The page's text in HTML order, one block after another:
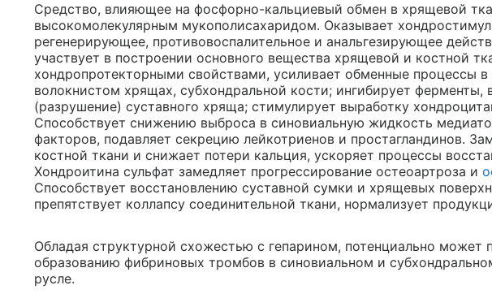
Средство, влияющее на фосфорно-кальциевый обмен в хрящевой
высокомолекулярным мукополисахаридом. Оказывает
регенерирующее, противовоспалительное и анальгезирующее
участвует в построении основного вещества хрящевой и костной
хондропротекторными свойствами, усиливает обменные процессы в
волокнистом хрящах, субхондральной кости; ингибирует
(разрушение) суставного хряща; стимулирует выработку
Способствует снижению выброса в синовиальную жидкость
факторов, подавляет секрецию лейкотриенов и простагландинов.
костной ткани и снижает потери кальция, ускоряет процессы
Хондроитина сульфат замедляет прогрессирование остеоартроза и
Способствует восстановлению суставной сумки и хрящевых
препятствует коллапсу соединительной ткани, нормализует
Обладая структурной схожестью с гепарином, потенциально может
образованию фибриновых тромбов в синовиальном и
русле.